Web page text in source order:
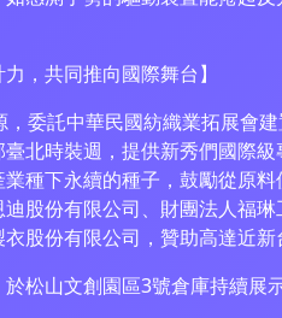
，共同推向國際舞台】
託中華民國紡織業拓展會建
北時裝週，提供新秀們國際
種下永續的種子，鼓勵從原
股份有限公司、財團法人福
股份有限公司，贊助高達近新
松山文創園區3號倉庫持續